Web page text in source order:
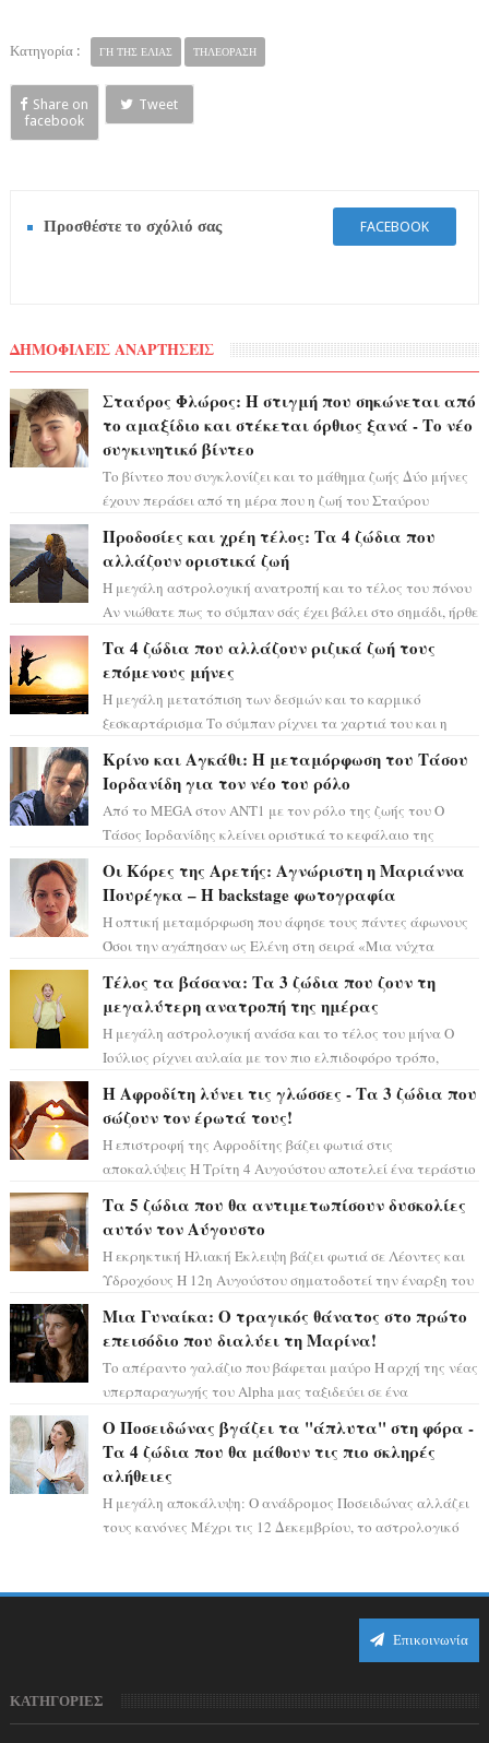
Κατηγορία : ΓΗ ΤΗΣ ΕΛΙΑΣ ΤΗΛΕΟΡΑΣΗ
Share on
facebook
Tweet
Προσθέστε το σχόλιό σας FACEBOOK
ΔΗΜΟΦΙΛΕΙΣ ΑΝΑΡΤΗΣΕΙΣ
Σταύρος Φλώρος: Η στιγμή που σηκώνεται από
το αμαξίδιο και στέκεται όρθιος ξανά - Το νέο
συγκινητικό βίντεο
Το βίντεο που συγκλονίζει και το μάθημα ζωής Δύο μήνες
έχουν περάσει από τη μέρα που η ζωή του Σταύρου
Προδοσίες και χρέη τέλος: Τα 4 ζώδια που
αλλάζουν οριστικά ζωή
Η μεγάλη αστρολογική ανατροπή και το τέλος του πόνου
Αν νιώθατε πως το σύμπαν σάς έχει βάλει στο σημάδι, ήρθε
Τα 4 ζώδια που αλλάζουν ριζικά ζωή τους
επόμενους μήνες
Η μεγάλη μετατόπιση των δεσμών και το καρμικό
ξεσκαρτάρισμα Το σύμπαν ρίχνει τα χαρτιά του και η
Κρίνο και Αγκάθι: Η μεταμόρφωση του Τάσου
Ιορδανίδη για τον νέο του ρόλο
Από το MEGA στον ΑΝΤ1 με τον ρόλο της ζωής του Ο
Τάσος Ιορδανίδης κλείνει οριστικά το κεφάλαιο της
Οι Κόρες της Αρετής: Αγνώριστη η Μαριάννα
Πουρέγκα – H backstage φωτογραφία
Η οπτική μεταμόρφωση που άφησε τους πάντες άφωνους
Όσοι την αγάπησαν ως Ελένη στη σειρά «Μια νύχτα
Τέλος τα βάσανα: Τα 3 ζώδια που ζουν τη
μεγαλύτερη ανατροπή της ημέρας
Η μεγάλη αστρολογική ανάσα και το τέλος του μήνα Ο
Ιούλιος ρίχνει αυλαία με τον πιο ελπιδοφόρο τρόπο,
Η Αφροδίτη λύνει τις γλώσσες - Τα 3 ζώδια που
σώζουν τον έρωτά τους!
Η επιστροφή της Αφροδίτης βάζει φωτιά στις
αποκαλύψεις Η Τρίτη 4 Αυγούστου αποτελεί ένα τεράστιο
Τα 5 ζώδια που θα αντιμετωπίσουν δυσκολίες
αυτόν τον Αύγουστο
Η εκρηκτική Ηλιακή Έκλειψη βάζει φωτιά σε Λέοντες και
Υδροχόους Η 12η Αυγούστου σηματοδοτεί την έναρξη του
Μια Γυναίκα: Ο τραγικός θάνατος στο πρώτο
επεισόδιο που διαλύει τη Μαρίνα!
Το απέραντο γαλάζιο που βάφεται μαύρο Η αρχή της νέας
υπερπαραγωγής του Alpha μας ταξιδεύει σε ένα
Ο Ποσειδώνας βγάζει τα "άπλυτα" στη φόρα -
Τα 4 ζώδια που θα μάθουν τις πιο σκληρές
αλήθειες
Η μεγάλη αποκάλυψη: Ο ανάδρομος Ποσειδώνας αλλάζει
τους κανόνες Μέχρι τις 12 Δεκεμβρίου, το αστρολογικό
Επικοινωνία
ΚΑΤΗΓΟΡΙΕΣ